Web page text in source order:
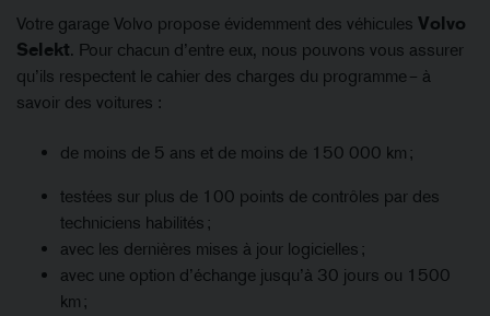
Votre garage Volvo propose évidemment des véhicules Volvo
Selekt. Pour chacun d’entre eux, nous pouvons vous assurer
qu’ils respectent le cahier des charges du programme – à
savoir des voitures :
de moins de 5 ans et de moins de 150 000 km ;
testées sur plus de 100 points de contrôles par des
techniciens habilités ;
avec les dernières mises à jour logicielles ;
avec une option d’échange jusqu’à 30 jours ou 1500
km ;